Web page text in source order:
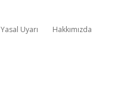
Yasal Uyarı Hakkımızda